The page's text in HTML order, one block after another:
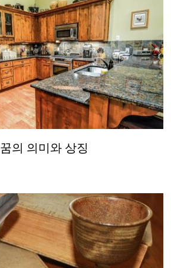
의 의미와 상징